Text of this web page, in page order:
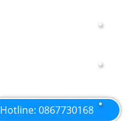
Hotline: 0867730168